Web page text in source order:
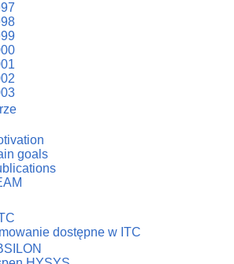
goals
dostępne w ITC